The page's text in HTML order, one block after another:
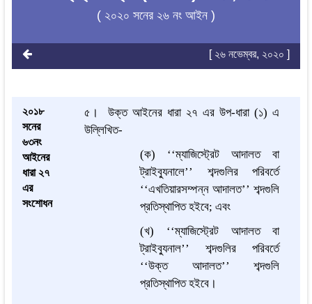
( ২০২০ সনের ২৬ নং আইন )
[ ২৬ নভেম্বর, ২০২০ ]
২০১৮
সনের
৬৩নং
আইনের
ধারা ২৭
এর
সংশোধন
৫।
উক্ত আইনের ধারা ২৭ এর উপ-ধারা (১) এ
উল্লিখিত-
(ক) ‘‘ম্যাজিস্ট্রেট আদালত বা
ট্রাইব্যুনালে’’ শব্দগুলির পরিবর্তে
‘‘এখতিয়ারসম্পন্ন আদালত’’ শব্দগুলি
প্রতিস্থাপিত হইবে; এবং
(খ) ‘‘ম্যাজিস্ট্রেট আদালত বা
ট্রাইব্যুনাল’’ শব্দগুলির পরিবর্তে
‘‘উক্ত আদালত’’ শব্দগুলি
প্রতিস্থাপিত হইবে।